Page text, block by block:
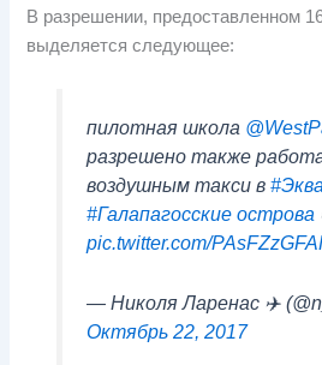
В разрешении, предоставленном
выделяется следующее:
пилотная школа
разрешено также
воздушным такси в
#Галапагосские острова
pic.twitter.com/
— Николя Ларенас ✈️
Октябрь 22, 2017